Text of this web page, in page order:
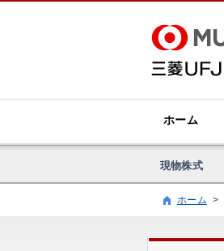
ホーム
現物株式
ホーム >